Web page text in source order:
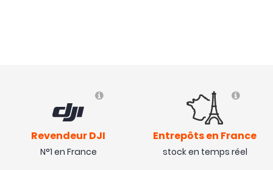
Revendeur DJI
N°1 en France
Entrepôts en France
stock en temps réel